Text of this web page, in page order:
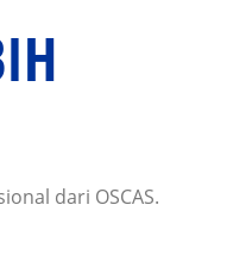
dari OSCAS.